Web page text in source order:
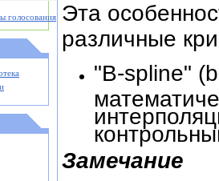
голосования
Эта
различные
"B-spline"
Замечание